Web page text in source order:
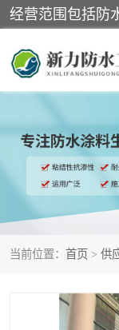
当前位置： 首页 > 供
黑豹防水胶
乳化沥青防水
非固化橡胶防水